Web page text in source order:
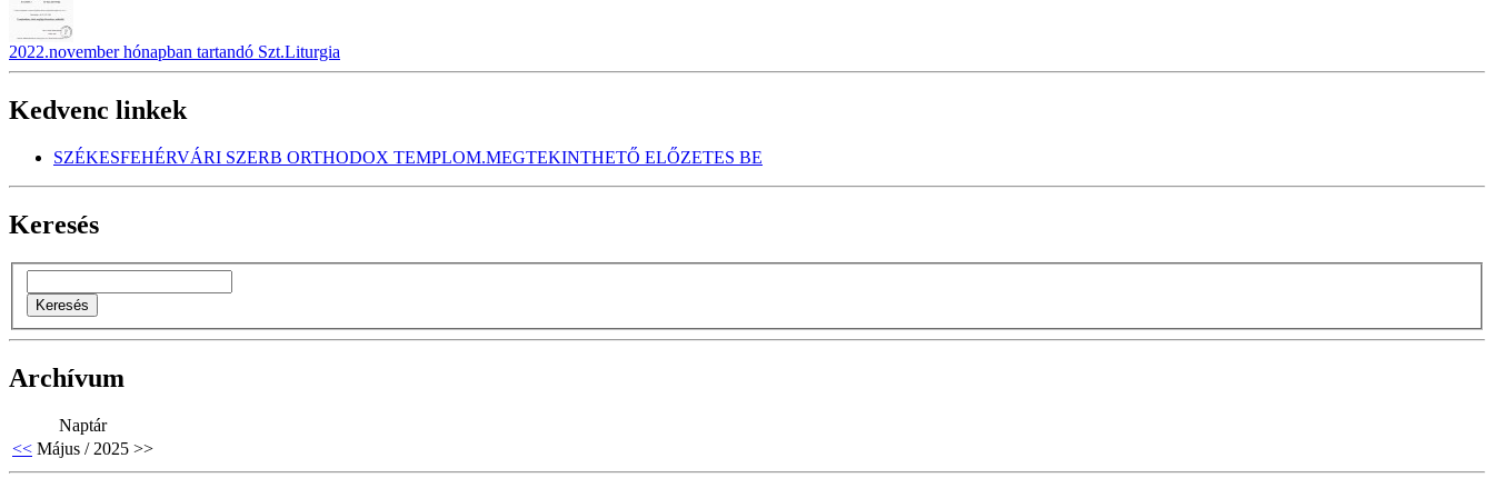
2022.november hónapban tartandó Szt.Liturgia
Kedvenc linkek
SZÉKESFEHÉRVÁRI SZERB ORTHODOX TEMPLOM.MEGTEKINTHETŐ ELŐZETES BE
Keresés
Archívum
Naptár
<< Május / 2025 >>